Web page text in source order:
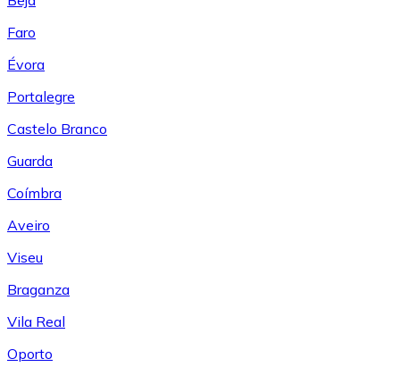
Faro
Évora
Portalegre
Castelo Branco
Guarda
Coímbra
Aveiro
Viseu
Braganza
Vila Real
Oporto